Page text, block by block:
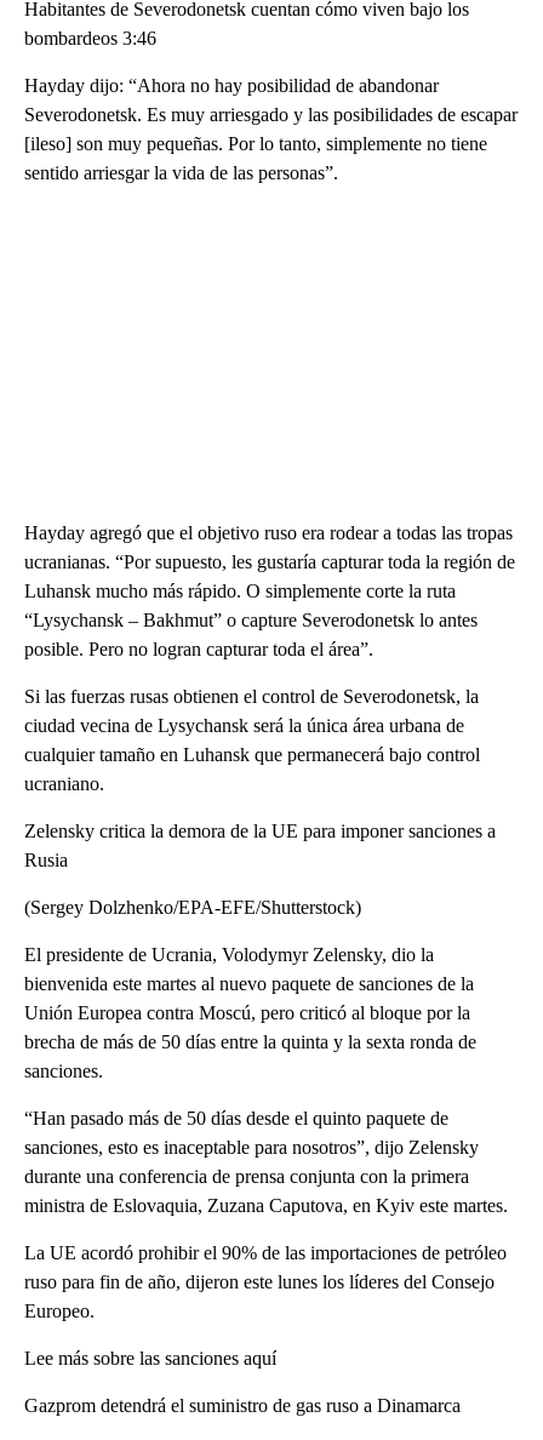
Habitantes de Severodonetsk cuentan cómo viven bajo los
bombardeos 3:46
Hayday dijo: “Ahora no hay posibilidad de abandonar
Severodonetsk. Es muy arriesgado y las posibilidades de escapar
[ileso] son ​​muy pequeñas. Por lo tanto, simplemente no tiene
sentido arriesgar la vida de las personas”.
Hayday agregó que el objetivo ruso era rodear a todas las tropas
ucranianas. “Por supuesto, les gustaría capturar toda la región de
Luhansk mucho más rápido. O simplemente corte la ruta
“Lysychansk – Bakhmut” o capture Severodonetsk lo antes
posible. Pero no logran capturar toda el área”.
Si las fuerzas rusas obtienen el control de Severodonetsk, la
ciudad vecina de Lysychansk será la única área urbana de
cualquier tamaño en Luhansk que permanecerá bajo control
ucraniano.
Zelensky critica la demora de la UE para imponer sanciones a
Rusia
(Sergey Dolzhenko/EPA-EFE/Shutterstock)
El presidente de Ucrania, Volodymyr Zelensky, dio la
bienvenida este martes al nuevo paquete de sanciones de la
Unión Europea contra Moscú, pero criticó al bloque por la
brecha de más de 50 días entre la quinta y la sexta ronda de
sanciones.
“Han pasado más de 50 días desde el quinto paquete de
sanciones, esto es inaceptable para nosotros”, dijo Zelensky
durante una conferencia de prensa conjunta con la primera
ministra de Eslovaquia, Zuzana Caputova, en Kyiv este martes.
La UE acordó prohibir el 90% de las importaciones de petróleo
ruso para fin de año, dijeron este lunes los líderes del Consejo
Europeo.
Lee más sobre las sanciones aquí
Gazprom detendrá el suministro de gas ruso a Dinamarca